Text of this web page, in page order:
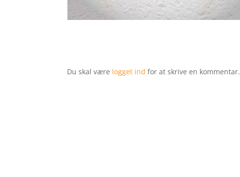
Du skal være logget ind for at skrive en kommentar.